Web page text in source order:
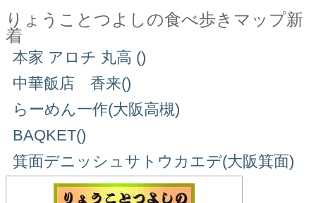
りょうことつよしの食べ歩きマップ新
着
本家 アロチ 丸高 ()
中華飯店 香来()
らーめん一作(大阪高槻)
BAQKET()
箕面デニッシュサトウカエデ(大阪箕面)